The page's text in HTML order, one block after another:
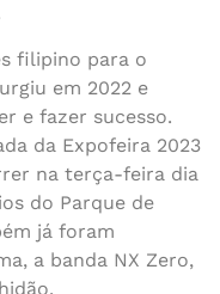
filipino para o
em 2022 e
e fazer sucesso.
da Expofeira 2023
na terça-feira dia
do Parque de
já foram
a banda NX Zero,